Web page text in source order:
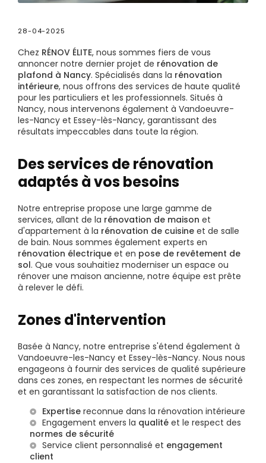
28-04-2025
Chez RÉNOV ÉLITE, nous sommes fiers de vous
annoncer notre dernier projet de rénovation de
plafond à Nancy. Spécialisés dans la rénovation
intérieure, nous offrons des services de haute qualité
pour les particuliers et les professionnels. Situés à
Nancy, nous intervenons également à Vandoeuvre-
les-Nancy et Essey-lès-Nancy, garantissant des
résultats impeccables dans toute la région.
Des services de rénovation
adaptés à vos besoins
Notre entreprise propose une large gamme de
services, allant de la rénovation de maison et
d'appartement à la rénovation de cuisine et de salle
de bain. Nous sommes également experts en
rénovation électrique et en pose de revêtement de
sol. Que vous souhaitiez moderniser un espace ou
rénover une maison ancienne, notre équipe est prête
à relever le défi.
Zones d'intervention
Basée à Nancy, notre entreprise s'étend également à
Vandoeuvre-les-Nancy et Essey-lès-Nancy. Nous nous
engageons à fournir des services de qualité supérieure
dans ces zones, en respectant les normes de sécurité
et en garantissant la satisfaction de nos clients.
Expertise reconnue dans la rénovation intérieure
Engagement envers la qualité et le respect des
normes de sécurité
Service client personnalisé et engagement
client